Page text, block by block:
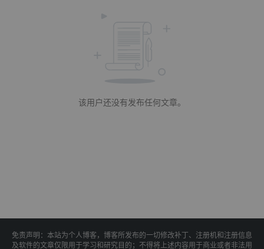
该用户还没有发布任何文章。
免责声明：本站为个人博客，博客所发布的一切修改补丁、注册机和注册信息
及软件的文章仅限用于学习和研究目的；不得将上述内容用于商业或者非法用